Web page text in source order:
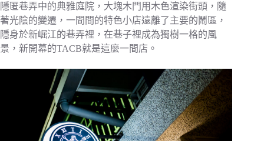
隱匿巷弄中的典雅庭院，大塊木門用木色渲染街頭，隨
著光陰的變遷，一間間的特色小店遠離了主要的鬧區，
隱身於新崛江的巷弄裡，在巷子裡成為獨樹一格的風
景，新開幕的TACB就是這麼一間店。